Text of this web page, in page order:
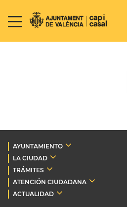
AYUNTAMIENTO
LA CIUDAD
TRÁMITES
ATENCIÓN CIUDADANA
ACTUALIDAD